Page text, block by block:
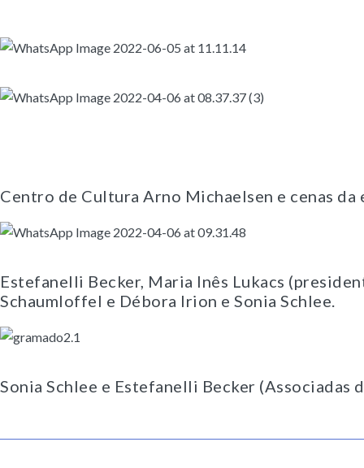
Centro de Cultura Arno Michaelsen e cenas da
Estefanelli Becker, Maria Inês Lukacs
Schaumloffel e Débora Irion e Sonia Schlee.
Sonia Schlee e Estefanelli Becker (Associadas